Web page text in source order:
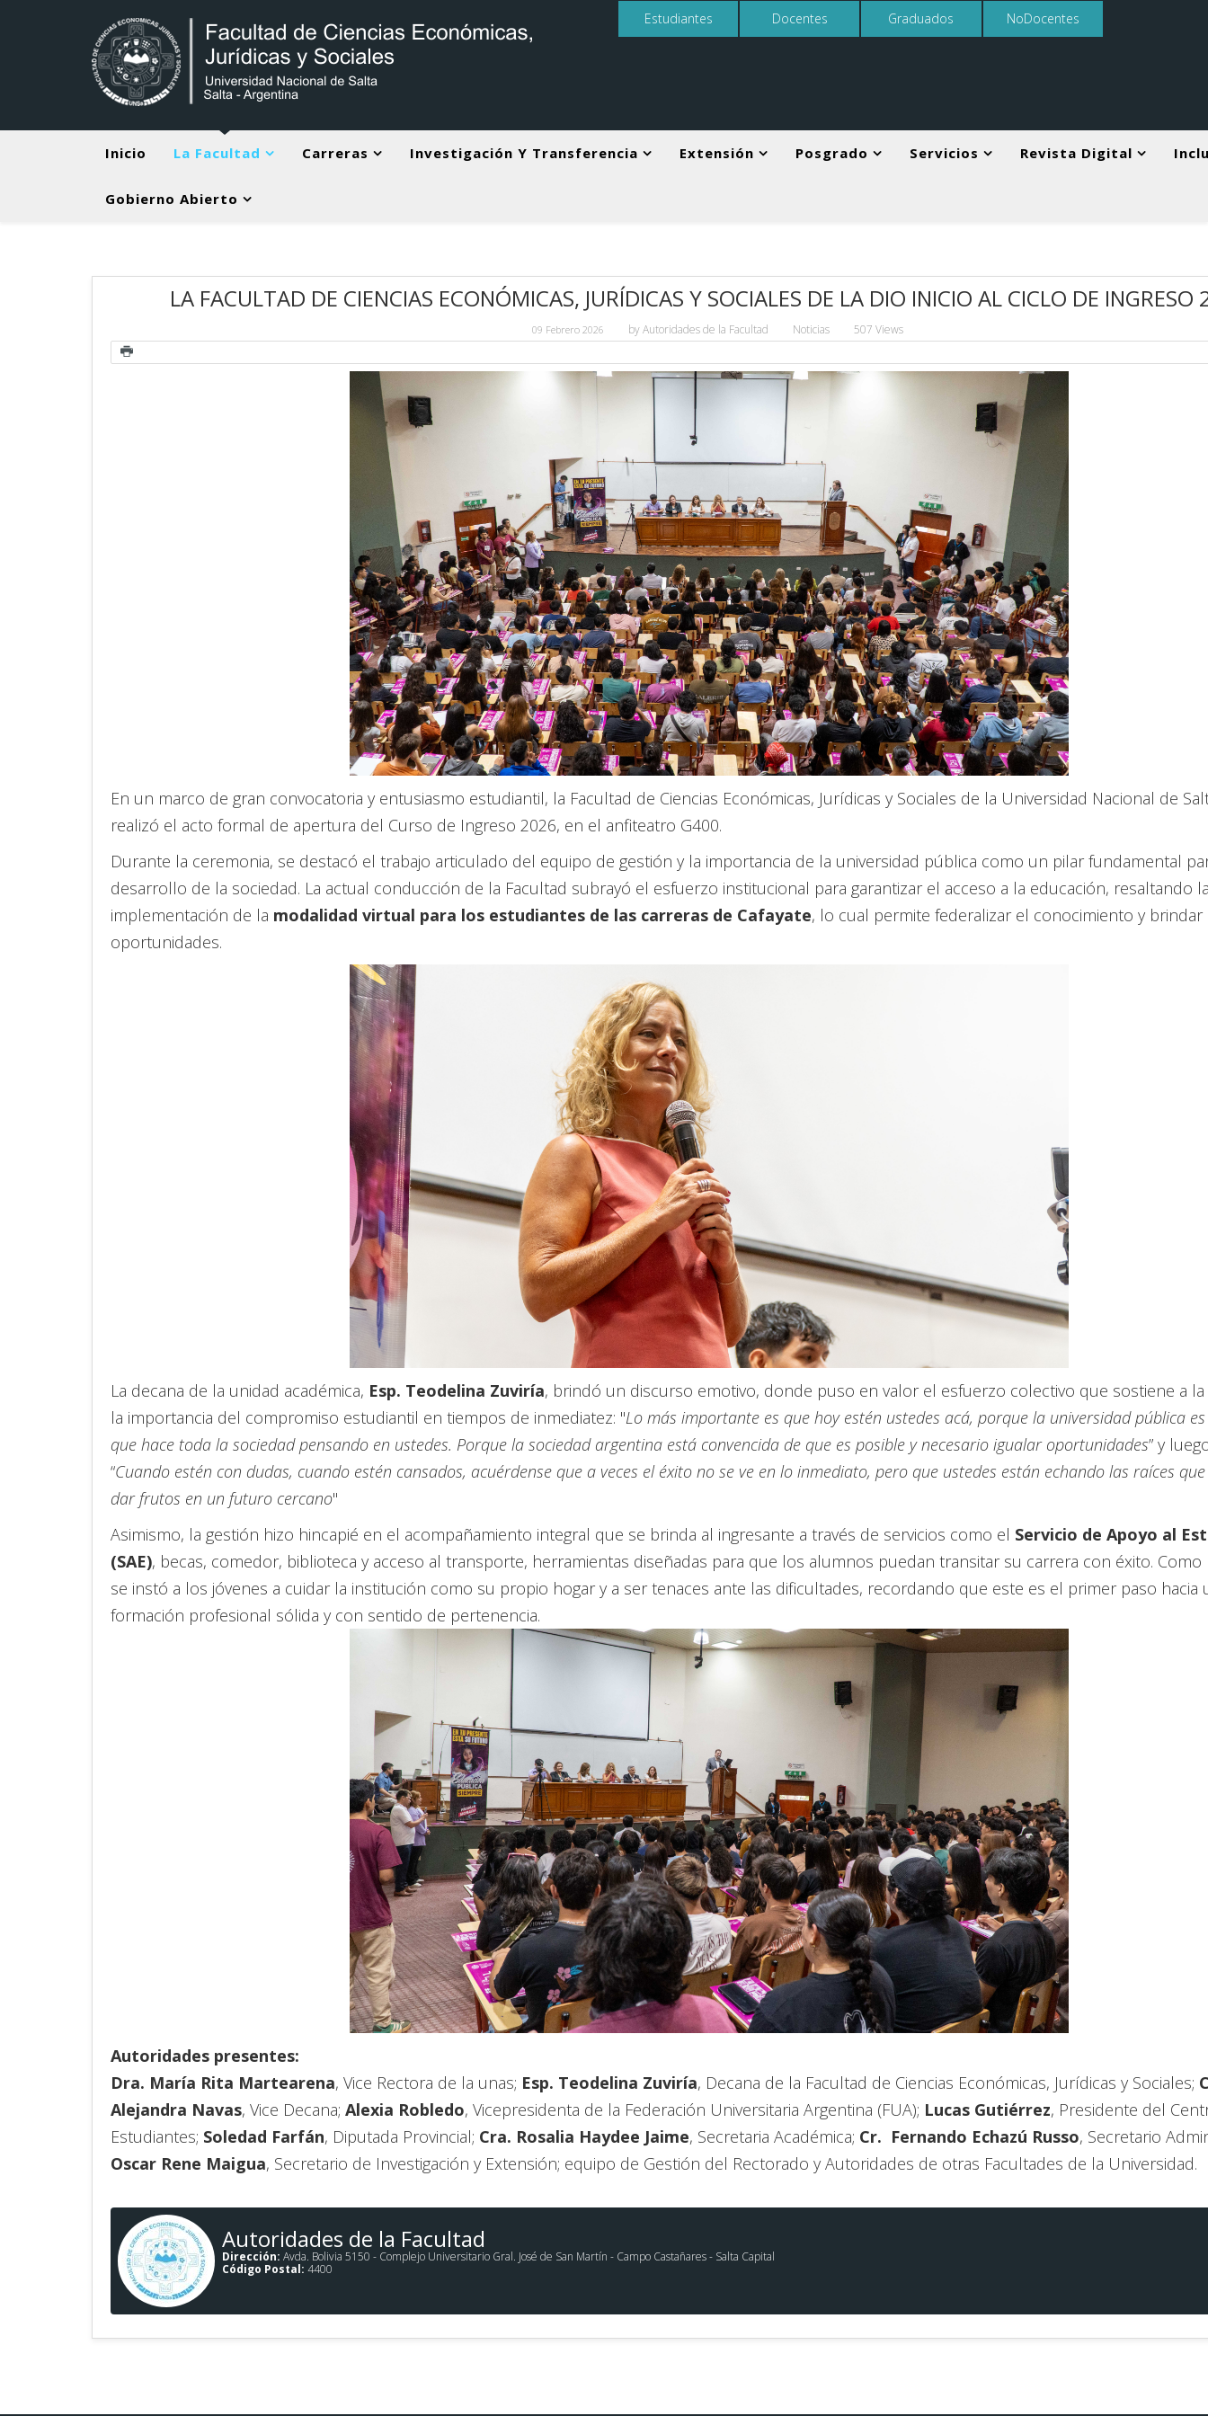
Estudiantes Docentes Graduados NoDocentes
Inicio La Facultad Carreras Investigación Y Transferencia Extensión Posgrado Servicios Revista Digital
Gobierno Abierto
LA FACULTAD DE CIENCIAS ECONÓMICAS, JURÍDICAS Y SOCIALES DE LA DIO INICIO AL CICLO DE INGRESO
09 Febrero 2026 byAutoridades de la Facultad Noticias 507 Views
En un marco de gran convocatoria y entusiasmo estudiantil, la Facultad de Ciencias Económicas, Jurídicas y Sociales de la Universidad Nacional de
realizó el acto formal de apertura del Curso de Ingreso 2026, en el anfiteatro G400.
Durante la ceremonia, se destacó el trabajo articulado del equipo de gestión y la importancia de la universidad pública como un pilar fundamental
desarrollo de la sociedad. La actual conducción de la Facultad subrayó el esfuerzo institucional para garantizar el acceso a la educación, resaltando
implementación de la modalidad virtual para los estudiantes de las carreras de Cafayate, lo cual permite federalizar el conocimiento y brindar
oportunidades.
La decana de la unidad académica, Esp. Teodelina Zuviría, brindó un discurso emotivo, donde puso en valor el esfuerzo colectivo que sostiene a
la importancia del compromiso estudiantil en tiempos de inmediatez: "Lo más importante es que hoy estén ustedes acá, porque la universidad pública
que hace toda la sociedad pensando en ustedes. Porque la sociedad argentina está convencida de que es posible y necesario igualar oportunidades” y
“Cuando estén con dudas, cuando estén cansados, acuérdense que a veces el éxito no se ve en lo inmediato, pero que ustedes están echando las raíces
dar frutos en un futuro cercano"
Asimismo, la gestión hizo hincapié en el acompañamiento integral que se brinda al ingresante a través de servicios como el Servicio de Apoyo al
(SAE), becas, comedor, biblioteca y acceso al transporte, herramientas diseñadas para que los alumnos puedan transitar su carrera con éxito. Como
se instó a los jóvenes a cuidar la institución como su propio hogar y a ser tenaces ante las dificultades, recordando que este es el primer paso hacia
formación profesional sólida y con sentido de pertenencia.
Autoridades presentes:
Dra. María Rita Martearena, Vice Rectora de la unas; Esp. Teodelina Zuviría, Decana de la Facultad de Ciencias Económicas, Jurídicas y Sociales;
Alejandra Navas, Vice Decana; Alexia Robledo, Vicepresidenta de la Federación Universitaria Argentina (FUA); Lucas Gutiérrez, Presidente del
Estudiantes; Soledad Farfán, Diputada Provincial; Cra. Rosalia Haydee Jaime, Secretaria Académica; Cr. Fernando Echazú Russo, Secretario
Oscar Rene Maigua, Secretario de Investigación y Extensión; equipo de Gestión del Rectorado y Autoridades de otras Facultades de la Universidad.
Autoridades de la Facultad
Dirección: Avda. Bolivia 5150 - Complejo Universitario Gral. José de San Martín - Campo Castañares - Salta Capital
Código Postal: 4400